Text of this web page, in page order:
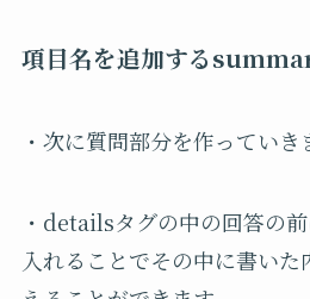
項目名を追加する
・次に質問部分を作っていき
・detailsタグの中の回答の
入れることでその中に書い